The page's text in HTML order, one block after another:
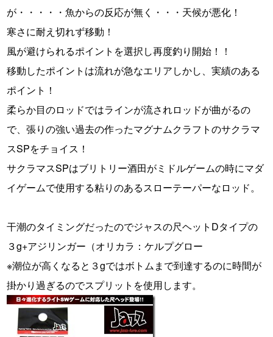
が・・・・・魚からの反応が無く・・・天候が悪化！
寒さに耐え切れず移動！
風が避けられるポイントを選択し再度釣り開始！！
移動したポイントは流れが急なエリアしかし、実績のある
ポイント！
柔らか目のロッドではラインが流されロッドが曲がるの
で、張りの強い過去の作ったマグナムクラフトのサクラマ
スSPをチョイス！
サクラマスSPはブリトリー酒田がミドルゲームの時にマダ
イゲームで使用する粘りのあるスローテーパーなロッド。
干潮のタイミングだったのでジャスの尺ヘットDタイプの
３g+アジリンガー（オリカラ：ケルプグロー
※潮位が高くなると３gではボトムまで到達するのに時間が
掛かり過ぎるのでスプリットを使用します。